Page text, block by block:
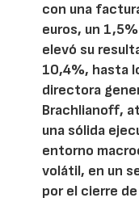
con una
euros, un
elevó su
10,4%, hasta
directora
Brachlianoff,
una sólida
entorno
volátil, en un
por el cierre